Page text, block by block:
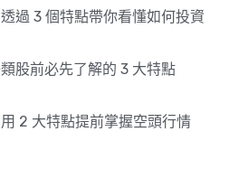
過 3 個特點帶你看懂如何投資
股前必先了解的 3 大特點
2 大特點提前掌握空頭行情